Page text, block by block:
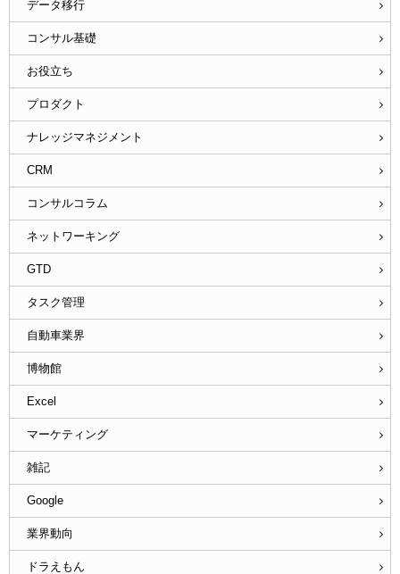
データ移行
コンサル基礎
お役立ち
プロダクト
ナレッジマネジメント
CRM
コンサルコラム
ネットワーキング
GTD
タスク管理
自動車業界
博物館
Excel
マーケティング
雑記
Google
業界動向
ドラえもん